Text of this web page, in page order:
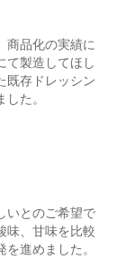
商品化の実績に
て製造してほし
既存ドレッシン
した。
いとのご希望で
味、甘味を比較
進めました。